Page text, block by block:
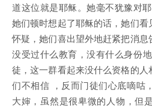
道这位就是耶稣。她毫不犹豫对耶
她们顿时想起了耶稣的话，她们
怀疑，她们喜出望外地赶紧把消
没受过什么教育，没有什么身份
徒，这一群看起来没什么资格的
们不相信 ，反而门徒们心底嘀咕
大婶，虽然是很卑微的人物，但